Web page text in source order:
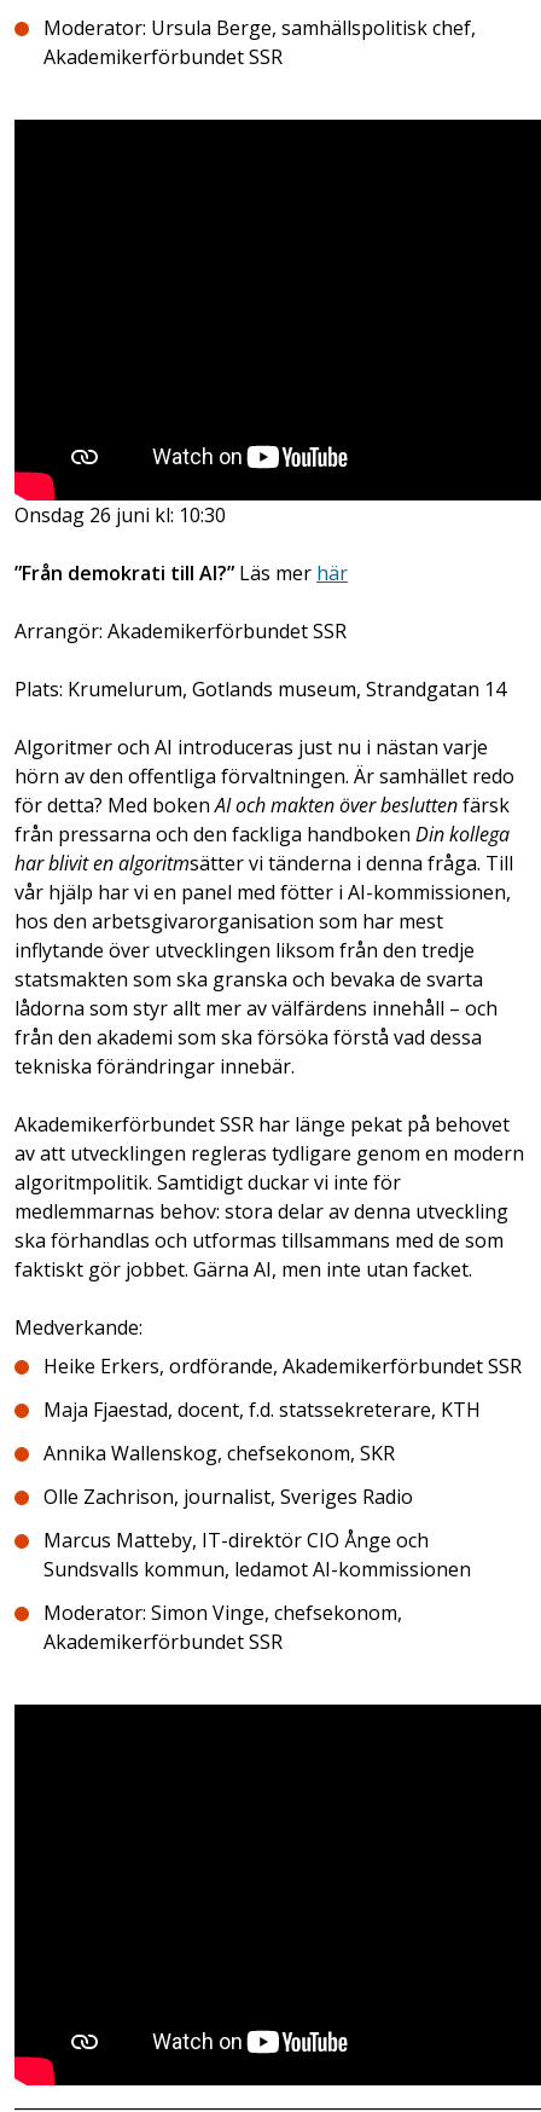
Moderator: Ursula Berge, samhällspolitisk chef,
Akademikerförbundet SSR
Onsdag 26 juni kl: 10:30
”Från demokrati till AI?” Läs mer här
Arrangör: Akademikerförbundet SSR
Plats: Krumelurum, Gotlands museum, Strandgatan 14
Algoritmer och AI introduceras just nu i nästan varje
hörn av den offentliga förvaltningen. Är samhället redo
för detta? Med bokenAI och makten över besluttenfärsk
från pressarna och den fackliga handboken Din kollega
har blivit en algoritmsätter vi tänderna i denna fråga. Till
vår hjälp har vi en panel med fötter i AI-kommissionen,
hos den arbetsgivarorganisation som har mest
inflytande över utvecklingen liksom från den tredje
statsmakten som ska granska och bevaka de svarta
lådorna som styr allt mer av välfärdens innehåll – och
från den akademi som ska försöka förstå vad dessa
tekniska förändringar innebär.
Akademikerförbundet SSR har länge pekat på behovet
av att utvecklingen regleras tydligare genom en modern
algoritmpolitik. Samtidigt duckar vi inte för
medlemmarnas behov: stora delar av denna utveckling
ska förhandlas och utformas tillsammans med de som
faktiskt gör jobbet. Gärna AI, men inte utan facket.
Medverkande:
Heike Erkers, ordförande, Akademikerförbundet SSR
Maja Fjaestad, docent, f.d. statssekreterare, KTH
Annika Wallenskog, chefsekonom, SKR
Olle Zachrison, journalist, Sveriges Radio
Marcus Matteby, IT-direktör CIO Ånge och
Sundsvalls kommun, ledamot AI-kommissionen
Moderator: Simon Vinge, chefsekonom,
Akademikerförbundet SSR